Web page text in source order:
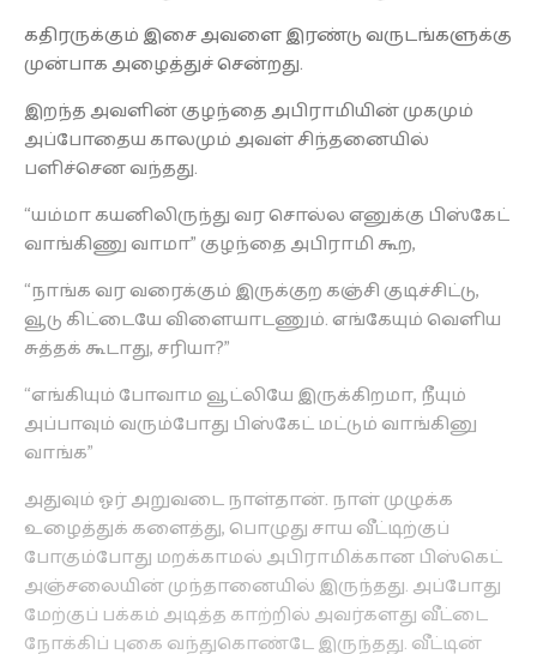
கதிரருக்கும் இசை அவளை இரண்டு வருடங்களுக்கு
முன்பாக அழைத்துச் சென்றது.
இறந்த அவளின் குழந்தை அபிராமியின் முகமும்
அப்போதைய காலமும் அவள் சிந்தனையில்
பளிச்சென வந்தது.
“யம்மா கயனிலிருந்து வர சொல்ல எனுக்கு பிஸ்கேட்
வாங்கிணு வாமா” குழந்தை அபிராமி கூற,
“நாங்க வர வரைக்கும் இருக்குற கஞ்சி குடிச்சிட்டு,
வூடு கிட்டையே விளையாடணும். எங்கேயும் வெளிய
சுத்தக் கூடாது, சரியா?”
“எங்கியும் போவாம வூட்லியே இருக்கிறமா, நீயும்
அப்பாவும் வரும்போது பிஸ்கேட் மட்டும் வாங்கினு
வாங்க”
அதுவும் ஓர் அறுவடை நாள்தான். நாள் முழுக்க
உழைத்துக் களைத்து, பொழுது சாய வீட்டிற்குப்
போகும்போது மறக்காமல் அபிராமிக்கான பிஸ்கெட்
அஞ்சலையின் முந்தானையில் இருந்தது. அப்போது
மேற்குப் பக்கம் அடித்த காற்றில் அவர்களது வீட்டை
நோக்கிப் புகை வந்துகொண்டே இருந்தது. வீட்டின்